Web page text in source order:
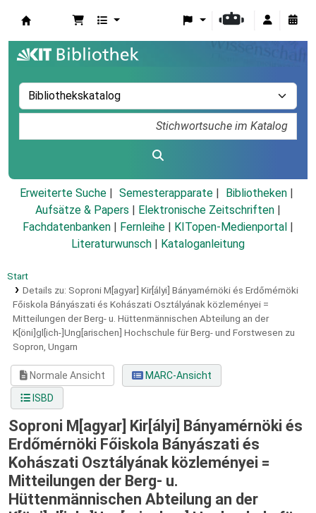
Erweiterte Suche Semesterapparate
Bibliotheken
Aufsätze & Papers
Elektronische Zeitschriften
Fachdatenbanken
Fernleihe KITopen-Medienportal
Literaturwunsch
Kataloganleitung
Start
Details zu: Soproni M[agyar] Kir[ályi] Bányamérnöki és Erdőmérnöki
Főiskola Bányászati és Kohászati Osztályának közleményei =
Mitteilungen der Berg- u. Hüttenmännischen Abteilung an der
K[öni]gl[ich-]Ung[arischen] Hochschule für Berg- und Forstwesen zu
Sopron, Ungarn
Normale Ansicht
MARC-Ansicht
ISBD
Soproni M[agyar] Kir[ályi] Bányamérnöki és
Erdőmérnöki Főiskola Bányászati és
Kohászati Osztályának közleményei =
Mitteilungen der Berg- u.
Hüttenmännischen Abteilung an der